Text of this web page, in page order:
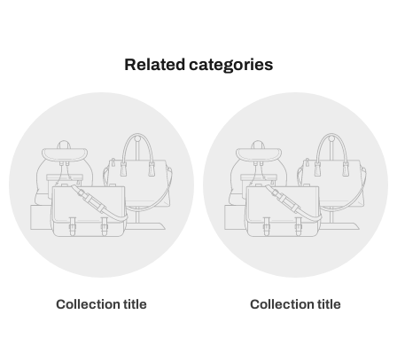
Related categories
Collection title Collection title